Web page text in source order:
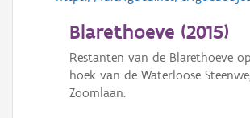
Aanduidingsobject
Waarneming
Blarethoeve (2015)
Restanten van de Blarethoeve
hoek van de Waterloose
Zoomlaan.